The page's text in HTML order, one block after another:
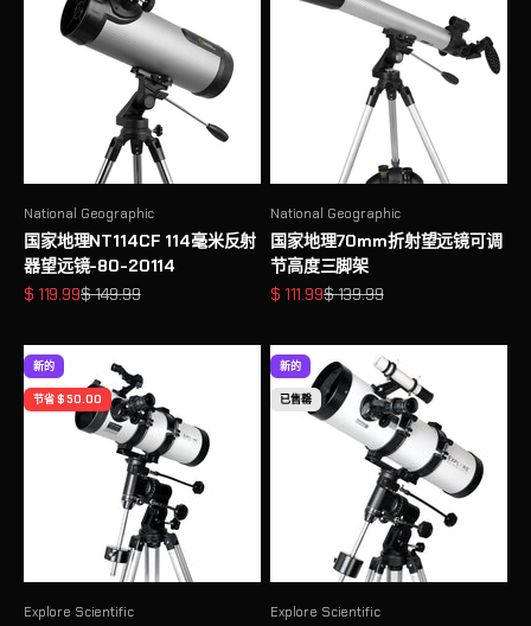
National Geographic
国家地理NT114CF 114毫米反射
器望远镜-80-20114
促销价格
$ 119.99原价
$ 149.99
National Geographic
国家地理70mm折射望远镜可调
节高度三脚架
促销价格
$ 111.99原价
$ 139.99
新的
节省 $ 50.00
Explore Scientific
新的
已售罄
Explore Scientific